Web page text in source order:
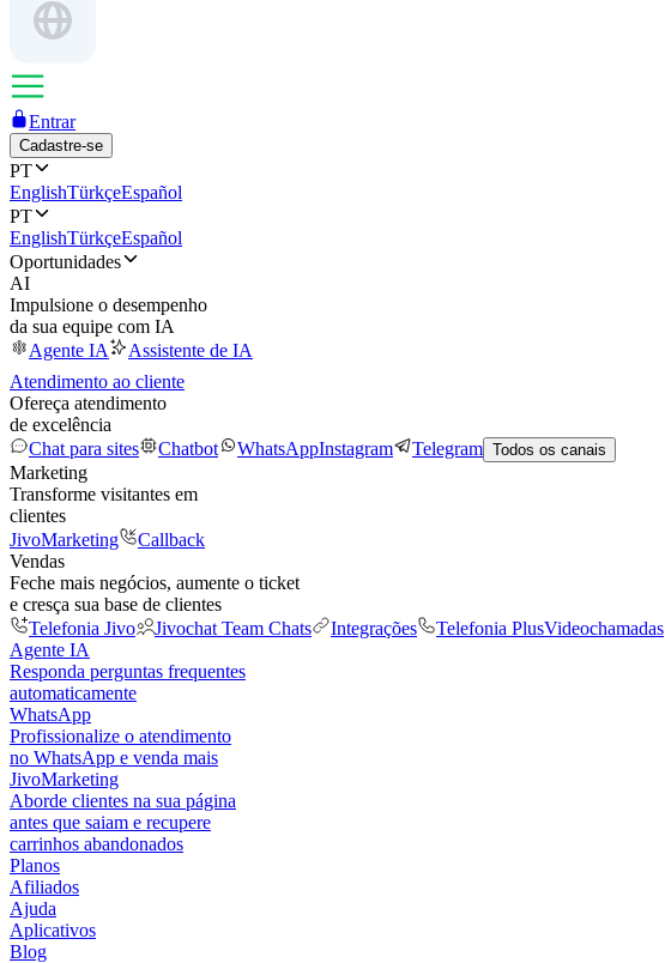
Entrar
Cadastre-se
PT
EnglishTürkçeEspañol
PT
EnglishTürkçeEspañol
Oportunidades
AI
Impulsione o desempenho
da sua equipe com IA
Agente IA
Assistente de IA
Atendimento ao cliente
Ofereça atendimento
de excelência
Chat para sites
Chatbot WhatsAppInstagram Telegram Todos os canais
Marketing
Transforme visitantes em
clientes
JivoMarketing
Callback
Vendas
Feche mais negócios, aumente o ticket
e cresça sua base de clientes
Telefonia Jivo
Jivochat Team Chats Integrações Telefonia PlusVideochamadas
Agente IA
Responda perguntas frequentes
automaticamente
WhatsApp
Profissionalize o atendimento
no WhatsApp e venda mais
JivoMarketing
Aborde clientes na sua página
antes que saiam e recupere
carrinhos abandonados
Planos
Afiliados
Ajuda
Aplicativos
Blog